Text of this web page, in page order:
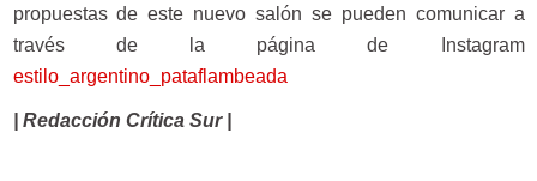
propuestas de este nuevo salón se pueden comunicar a
través de la página de Instagram
estilo_argentino_pataflambeada
| Redacción Crítica Sur |